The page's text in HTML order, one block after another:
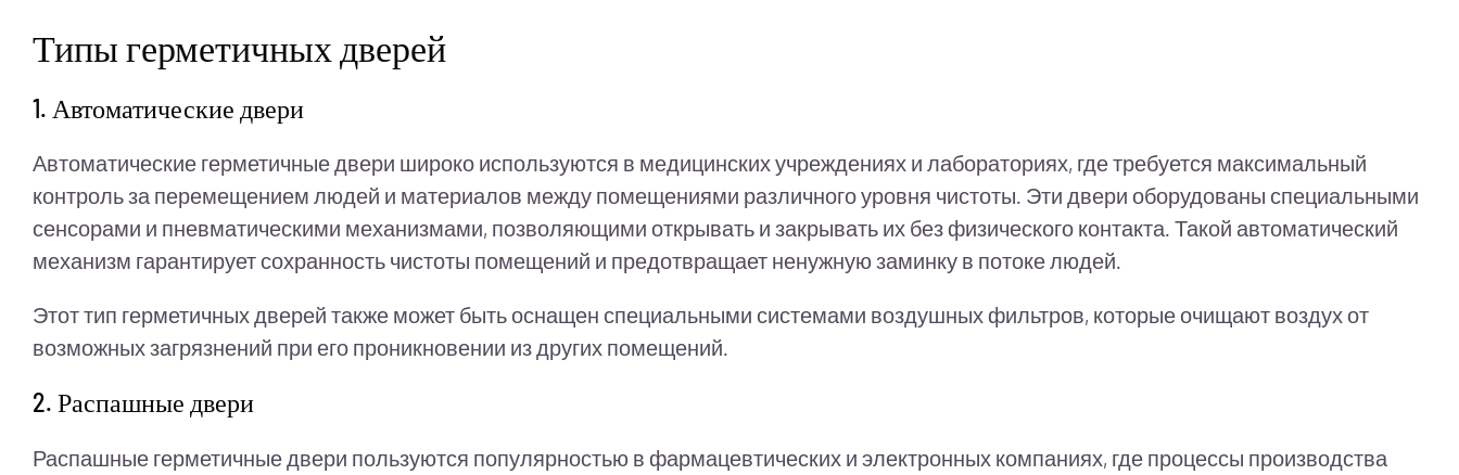
Типы герметичных дверей
1. Автоматические двери
Автоматические герметичные двери широко используются в медицинских учреждениях и лабораториях, где требуется максимальный
контроль за перемещением людей и материалов между помещениями различного уровня чистоты. Эти двери оборудованы специальными
сенсорами и пневматическими механизмами, позволяющими открывать и закрывать их без физического контакта. Такой автоматический
механизм гарантирует сохранность чистоты помещений и предотвращает ненужную заминку в потоке людей.
Этот тип герметичных дверей также может быть оснащен специальными системами воздушных фильтров, которые очищают воздух от
возможных загрязнений при его проникновении из других помещений.
2. Распашные двери
Распашные герметичные двери пользуются популярностью в фармацевтических и электронных компаниях, где процессы производства